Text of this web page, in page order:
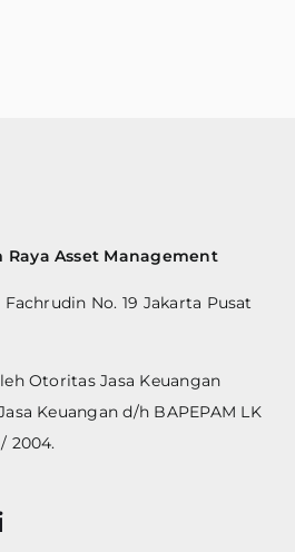
Raya Asset Management
Fachrudin No. 19 Jakarta Pusat
Otoritas Jasa Keuangan
Keuangan d/h BAPEPAM LK
2004.